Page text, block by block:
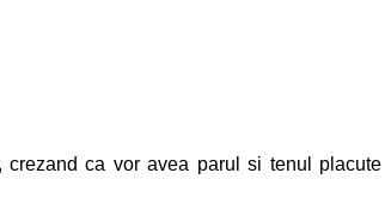
ca vor avea parul si tenul placute